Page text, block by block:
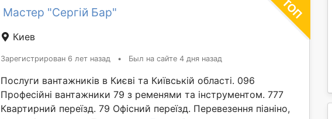
Мастер "Сергій Бар"
Киев
Зарегистрирован 6 лет назад • Был на сайте 4 дня назад
Послуги вантажників в Києві та Київській області. 096
Професійні вантажники 79 з ременями та інструментом. 777
Квартирний переїзд. 79 Офісний переїзд. Перевезення піаніно,